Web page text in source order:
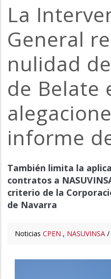
de
ayuda
a
la
La
General
nulidad
de Belate
informe
También limita la
contratos a
criterio de la
de Navarra
Noticias CPEN , NASUVINSA /